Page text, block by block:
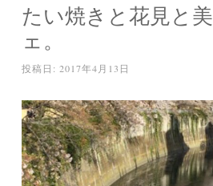
たい焼きと花見と
ェ。
投稿日: 2017年4月13日